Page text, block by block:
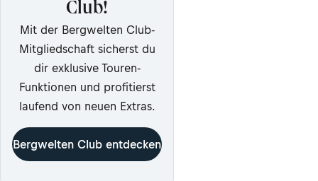
Club!
Mit der Bergwelten Club-
Mitgliedschaft sicherst du
dir exklusive Touren-
Funktionen und profitierst
laufend von neuen Extras.
Bergwelten Club entdecken